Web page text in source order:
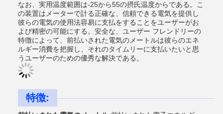
なお、実用温度範囲は-25から55の摂氏温度からである。こ
の装置はメーターで計る正確な、信頼できる電気を提供し
彼らの電気の使用法容易に支払をすることをユーザーがお
よび精密の可能にする。安全な、ユーザー フレンドリーの
特徴によって、前払いされた電気のメートルは彼らのエネ
ルギー消費を把握し、それのタイムリーに支払いたいと思
うユーザーのための優秀な解決である。
特徴: